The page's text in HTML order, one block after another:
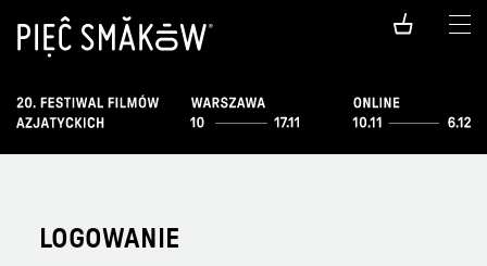
LOGOWANIE